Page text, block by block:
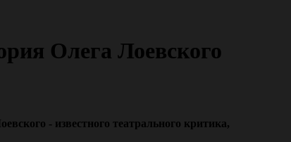
Олега Лоевского
- известного театрального критика,